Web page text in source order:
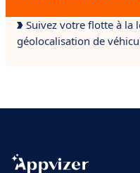
Suivez votre flotte à la
géolocalisation de